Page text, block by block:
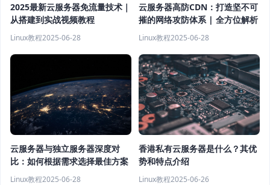
2025最新云服务器免流量技术｜
从搭建到实战视频教程
Linux教程2025-06-28
云服务器高防CDN：打造坚不可
摧的网络攻防体系 | 全方位解析
Linux教程2025-06-28
云服务器与独立服务器深度对
比：如何根据需求选择最佳方案
Linux教程2025-06-28
香港私有云服务器是什么？其优
势和特点介绍
Linux教程2025-06-26